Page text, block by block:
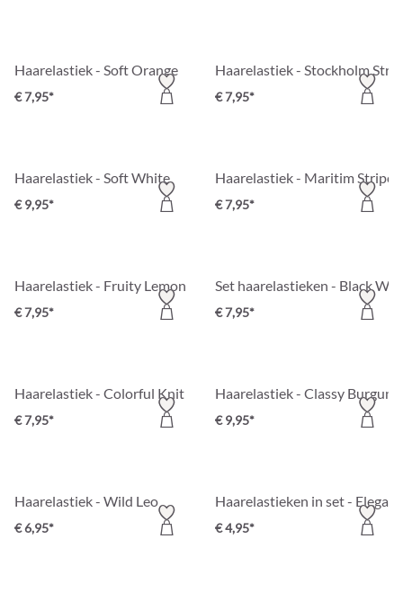
Haarelastiek - Soft Orange
€ 7,95*
Haarelastiek - Stockholm
€ 7,95*
Haarelastiek - Soft White
€ 9,95*
Haarelastiek - Maritim Stripes
€ 7,95*
Haarelastiek - Fruity Lemon
€ 7,95*
Set haarelastieken - Black
€ 7,95*
Haarelastiek - Colorful Knit
€ 7,95*
Haarelastiek - Classy
€ 9,95*
Haarelastiek - Wild Leo
€ 6,95*
Haarelastieken in set -
€ 4,95*